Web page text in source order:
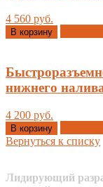
4 560 руб.
В корзину
нижнего
4 200 руб.
В корзину
Вернуться к списку
Лидирующий